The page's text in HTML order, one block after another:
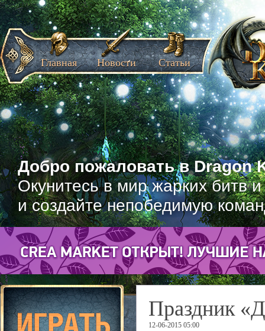
Добро пожаловать в Dragon
Окунитесь в мир жарких битв
и создайте непобедимую
Главная Новости Статьи
Праздник
12-06-2015 05:00